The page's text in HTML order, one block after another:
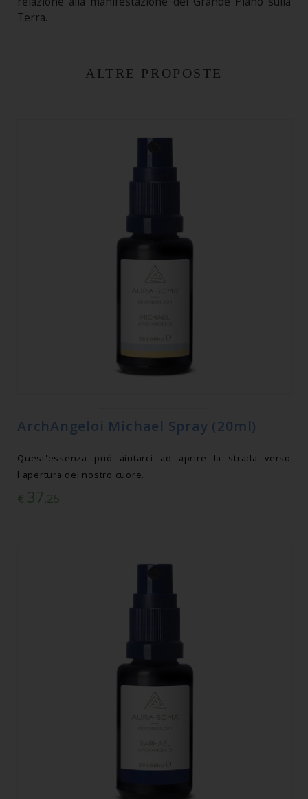
Terra.
ALTRE PROPOSTE
ArchAngeloi Michael Spray (20ml)
Quest'essenza può aiutarci ad aprire la strada verso
l'apertura del nostro cuore.
€ 37,25